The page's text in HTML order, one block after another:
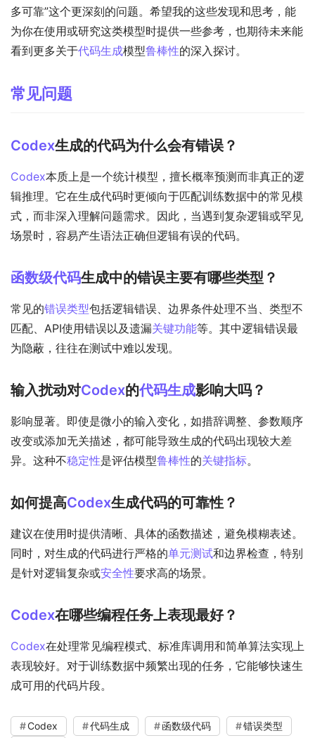
多可靠”这个更深刻的问题。希望我的这些发现和思考，能
为你在使用或研究这类模型时提供一些参考，也期待未来能
看到更多关于代码生成模型鲁棒性的深入探讨。
常见问题
Codex生成的代码为什么会有错误？
Codex本质上是一个统计模型，擅长概率预测而非真正的逻
辑推理。它在生成代码时更倾向于匹配训练数据中的常见模
式，而非深入理解问题需求。因此，当遇到复杂逻辑或罕见
场景时，容易产生语法正确但逻辑有误的代码。
函数级代码生成中的错误主要有哪些类型？
常见的错误类型包括逻辑错误、边界条件处理不当、类型不
匹配、API使用错误以及遗漏关键功能等。其中逻辑错误最
为隐蔽，往往在测试中难以发现。
输入扰动对Codex的代码生成影响大吗？
影响显著。即使是微小的输入变化，如措辞调整、参数顺序
改变或添加无关描述，都可能导致生成的代码出现较大差
异。这种不稳定性是评估模型鲁棒性的关键指标。
如何提高Codex生成代码的可靠性？
建议在使用时提供清晰、具体的函数描述，避免模糊表述。
同时，对生成的代码进行严格的单元测试和边界检查，特别
是针对逻辑复杂或安全性要求高的场景。
Codex在哪些编程任务上表现最好？
Codex在处理常见编程模式、标准库调用和简单算法实现上
表现较好。对于训练数据中频繁出现的任务，它能够快速生
成可用的代码片段。
Codex 代码生成 函数级代码
错误类型